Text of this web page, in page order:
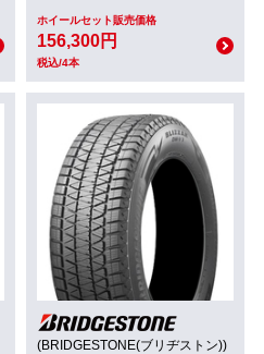
ホイールセット販売価格
156,300円
税込/4本
(BRIDGESTONE(ブリヂストン))